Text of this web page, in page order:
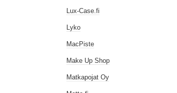
Lux-Case.fi
Lyko
MacPiste
Make Up Shop
Matkapojat Oy